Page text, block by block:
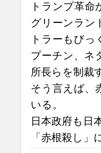
トランプ革命
グリーンラン
トラーもびっ
プーチン、ネ
所長らを制裁
そう言えば、
いる。
日本政府も日
「赤根殺し